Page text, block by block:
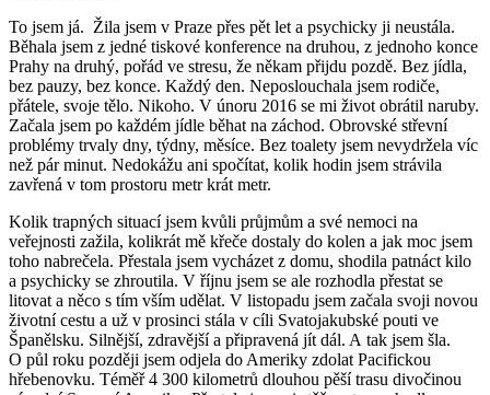
To jsem já. Žila jsem v Praze přes pět let a psychicky ji neustála.
Běhala jsem z jedné tiskové konference na druhou, z jednoho konce
Prahy na druhý, pořád ve stresu, že někam přijdu pozdě. Bez jídla,
bez pauzy, bez konce. Každý den. Neposlouchala jsem rodiče,
přátele, svoje tělo. Nikoho. V únoru 2016 se mi život obrátil naruby.
Začala jsem po každém jídle běhat na záchod. Obrovské střevní
problémy trvaly dny, týdny, měsíce. Bez toalety jsem nevydržela víc
než pár minut. Nedokážu ani spočítat, kolik hodin jsem strávila
zavřená v tom prostoru metr krát metr.
Kolik trapných situací jsem kvůli průjmům a své nemoci na
veřejnosti zažila, kolikrát mě křeče dostaly do kolen a jak moc jsem
toho nabrečela. Přestala jsem vycházet z domu, shodila patnáct kilo
a psychicky se zhroutila. V říjnu jsem se ale rozhodla přestat se
litovat a něco s tím vším udělat. V listopadu jsem začala svoji novou
životní cestu a už v prosinci stála v cíli Svatojakubské pouti ve
Španělsku. Silnější, zdravější a připravená jít dál. A tak jsem šla.
O půl roku později jsem odjela do Ameriky zdolat Pacifickou
hřebenovku. Téměř 4 300 kilometrů dlouhou pěší trasu divočinou